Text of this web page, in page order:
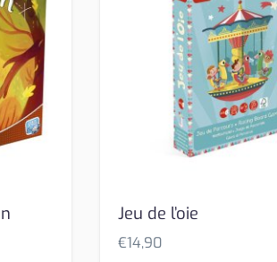
Jeu de l’oie
€14,90